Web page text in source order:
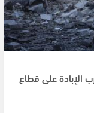
منذ بدء حرب الإبادة على قطاع